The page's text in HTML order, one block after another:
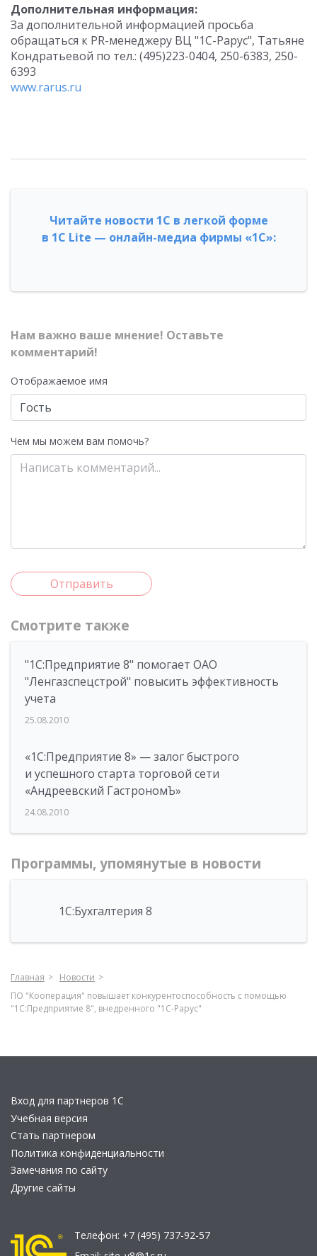
Дополнительная информация:
За дополнительной информацией просьба
обращаться к PR-менеджеру ВЦ "1С-Рарус", Татьяне
Кондратьевой по тел.: (495)223-0404, 250-6383, 250-
6393
www.rarus.ru
Читайте новости 1С в легкой форме
в 1С Lite — онлайн-медиа фирмы «1С»:
Нам важно ваше мнение! Оставьте
комментарий!
Отображаемое имя
Чем мы можем вам помочь?
Отправить
Смотрите также
"1С:Предприятие 8" помогает ОАО
"Ленгазспецстрой" повысить эффективность
учета
25.08.2010
«1С:Предприятие 8» — залог быстрого
и успешного старта торговой сети
«Андреевский ГастрономЪ»
24.08.2010
Программы, упомянутые в новости
1С:Бухгалтерия 8
Главная
Новости
ПО "Кооперация" повышает конкурентоспособность с помощью
"1С:Предприятие 8", внедренного "1С-Рарус"
Вход для партнеров 1С
Учебная версия
Стать партнером
Политика конфиденциальности
Замечания по сайту
Другие сайты
Телефон: +7 (495) 737-92-57